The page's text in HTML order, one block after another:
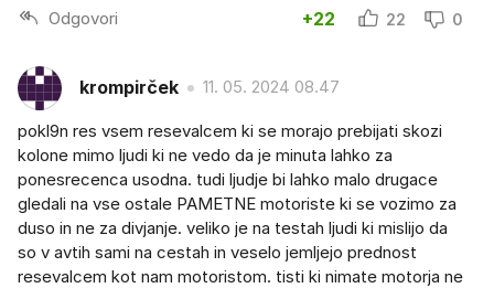
Odgovori +22 22 0
krompirček 11. 05. 2024 08.47
pokl9n res vsem resevalcem ki se morajo prebijati skozi
kolone mimo ljudi ki ne vedo da je minuta lahko za
ponesrecenca usodna. tudi ljudje bi lahko malo drugace
gledali na vse ostale PAMETNE motoriste ki se vozimo za
duso in ne za divjanje. veliko je na testah ljudi ki mislijo da
so v avtih sami na cestah in veselo jemljejo prednost
resevalcem kot nam motoristom. tisti ki nimate motorja ne